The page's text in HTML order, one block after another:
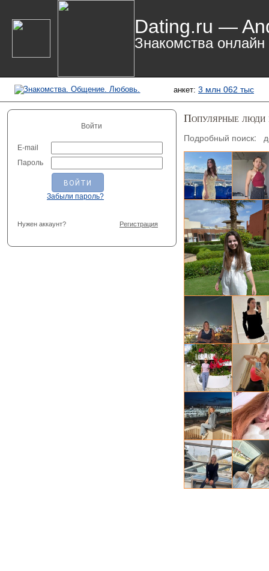
Dating.ru —
Знакомства онлайн
анкет: 3 млн 062 тыс
Войти
E-mail
Пароль
Забыли пароль?
Нужен аккаунт? Регистрация
Популярные
Подробный поиск:
Para SW,
Ирина, 42
Мария, 45
Татьяна,
...., 38